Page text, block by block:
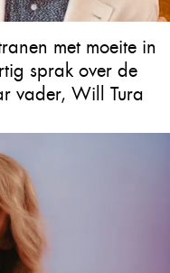
met moeite in
sprak over de
vader, Will Tura